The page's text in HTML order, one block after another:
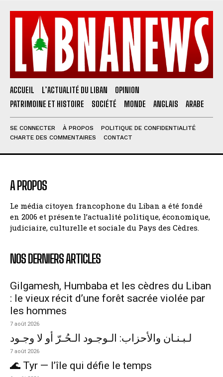
ACCUEIL L’ACTUALITÉ DU LIBAN
OPINION
PATRIMOINE ET HISTOIRE
SOCIÉTÉ MONDE ANGLAIS ARABE
SE CONNECTER À PROPOS
POLITIQUE DE CONFIDENTIALITÉ
CHARTE DES COMMENTAIRES
CONTACT
A PROPOS
Le média citoyen francophone du Liban a été fondé
en 2006 et présente l’actualité politique, économique,
judiciaire, culturelle et sociale du Pays des Cèdres.
NOS DERNIERS ARTICLES
Gilgamesh, Humbaba et les cèdres du Liban
: le vieux récit d’une forêt sacrée violée par
les hommes
7 août 2026
لـبـنـان والأحزاب: الـوجـود الـحُـرّ أو لا وجـود
7 août 2026
🌊 Tyr — l’île qui défie le temps